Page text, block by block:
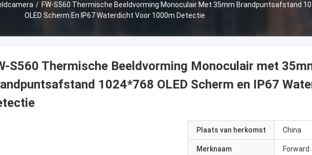
/ FW-S560 Thermische Beeldvorming Monoculair Met 35mm Brandpuntsafstand
OLED Scherm En IP67 Waterdicht Voor 1000m Detectie
S560 Thermische Beeldvorming Monoculair met
1024*768 OLED Scherm en IP67
Plaats van herkomst China
Merknaam Forward